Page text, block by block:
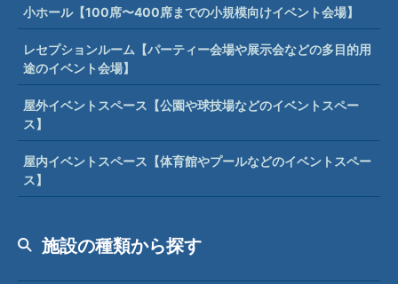
小ホール【100席〜400席までの小規模向けイベント会場】
レセプションルーム【パーティー会場や展示会などの多目的用
途のイベント会場】
屋外イベントスペース【公園や球技場などのイベントスペー
ス】
屋内イベントスペース【体育館やプールなどのイベントスペー
ス】
施設の種類から探す